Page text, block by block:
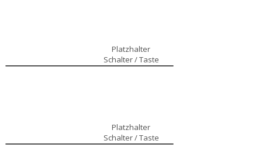
Platzhalter
Schalter / Taste
Platzhalter
Schalter / Taste